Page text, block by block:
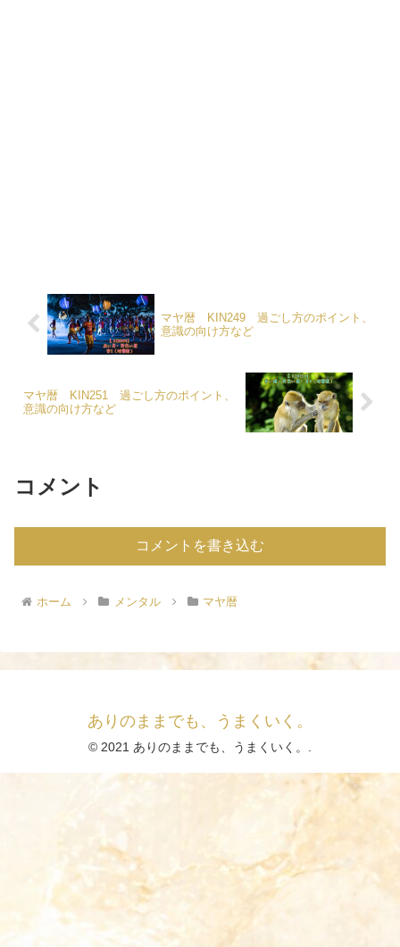
マヤ暦 KIN249 過ごし方のポイント、
意識の向け方など
マヤ暦 KIN251 過ごし方のポイント、
意識の向け方など
コメント
コメントを書き込む
ホーム メンタル マヤ暦
ありのままでも、うまくいく。
© 2021 ありのままでも、うまくいく。.